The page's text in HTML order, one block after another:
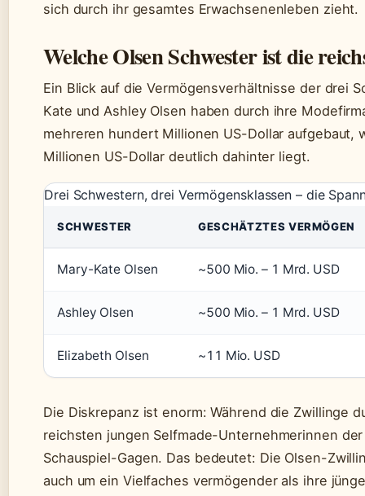
sich durch ihr gesamtes Erwachsenenleben zieht.
Welche Olsen Schwester ist die
Ein Blick auf die Vermögensverhältnisse der drei
Kate und Ashley Olsen haben durch ihre
mehreren hundert Millionen US-Dollar aufgebaut,
Millionen US-Dollar deutlich dahinter liegt.
Drei Schwestern, drei Vermögensklassen – die
SCHWESTER GESCHÄTZTES VERMÖGEN
Mary-Kate Olsen ~500 Mio. – 1 Mrd. USD
Ashley Olsen ~500 Mio. – 1 Mrd. USD
Elizabeth Olsen ~11 Mio. USD
Die Diskrepanz ist enorm: Während die Zwillinge
reichsten jungen Selfmade-Unternehmerinnen
Schauspiel-Gagen. Das bedeutet: Die Olsen-
auch um ein Vielfaches vermögender als ihre